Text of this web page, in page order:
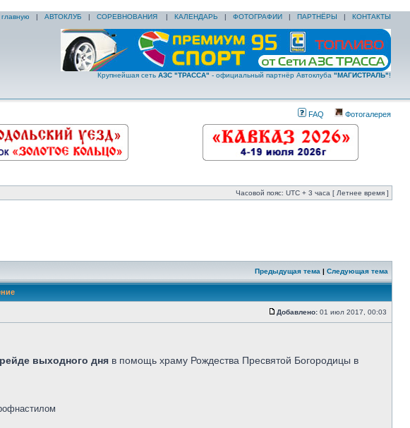
| АВТОКЛУБ | СОРЕВНОВАНИЯ | КАЛЕНДАРЬ | ФОТОГРАФИИ | ПАРТНЁРЫ | КОНТАКТЫ
Крупнейшая сеть АЗС "ТРАССА" - официальный партнёр Автоклуба "МАГИСТРАЛЬ"!
FAQ Фотогалерея
Часовой пояс: UTC + 3 часа [ Летнее время ]
Предыдущая тема | Следующая тема
Добавлено: 01 июл 2017, 00:03
выходного дня в помощь храму Рождества Пресвятой Богородицы в